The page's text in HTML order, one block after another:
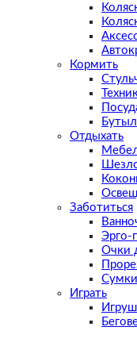
Кормить
Отдыхать
Заботиться
Эрго-
Очки
Играть